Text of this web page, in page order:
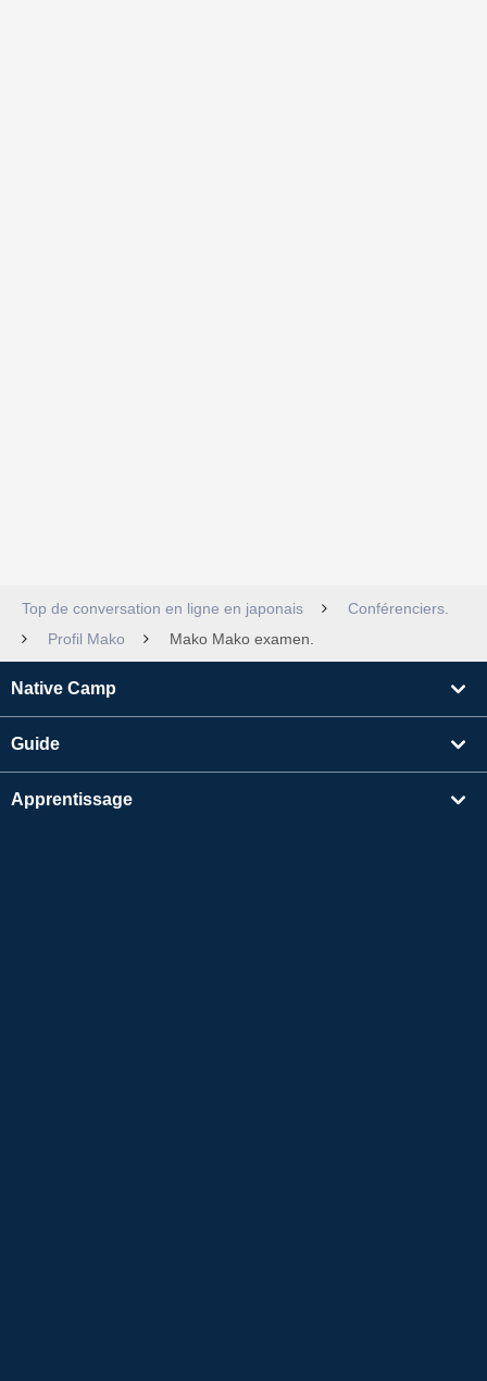
Top de conversation en ligne en japonais
Conférenciers.
Profil Mako
Mako Mako examen.
Native Camp
Guide
Apprentissage